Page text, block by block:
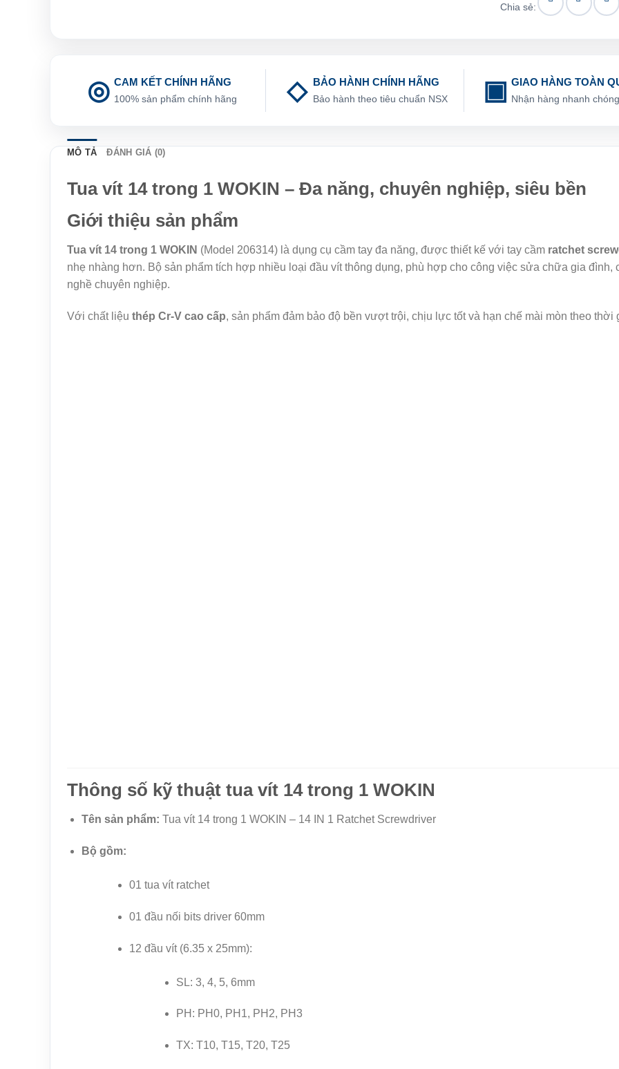
Chia sẻ:
CAM KẾT CHÍNH HÃNG
100% sản phẩm chính hãng
BẢO HÀNH CHÍNH HÃNG
Bảo hành theo tiêu chuẩn NSX
GIAO HÀNG TOÀN
Nhận hàng nhanh chóng
MÔ TẢ ĐÁNH GIÁ (0)
Tua vít 14 trong 1 WOKIN – Đa năng, chuyên nghiệp, siêu bền
Giới thiệu sản phẩm
Tua vít 14 trong 1 WOKIN (Model 206314) là dụng cụ cầm tay đa năng, được thiết kế với tay cầm ratchet
nhẹ nhàng hơn. Bộ sản phẩm tích hợp nhiều loại đầu vít thông dụng, phù hợp cho công việc sửa chữa gia đình,
nghề chuyên nghiệp.
Với chất liệu thép Cr-V cao cấp, sản phẩm đảm bảo độ bền vượt trội, chịu lực tốt và hạn chế mài mòn theo thời
Thông số kỹ thuật tua vít 14 trong 1 WOKIN
Tên sản phẩm: Tua vít 14 trong 1 WOKIN – 14 IN 1 Ratchet Screwdriver
Bộ gồm:
01 tua vít ratchet
01 đầu nối bits driver 60mm
12 đầu vít (6.35 x 25mm):
SL: 3, 4, 5, 6mm
PH: PH0, PH1, PH2, PH3
TX: T10, T15, T20, T25